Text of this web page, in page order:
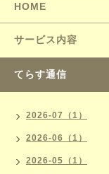
HOME
サービス内容
てらす通信
2026-07（1）
2026-06（1）
2026-05（1）